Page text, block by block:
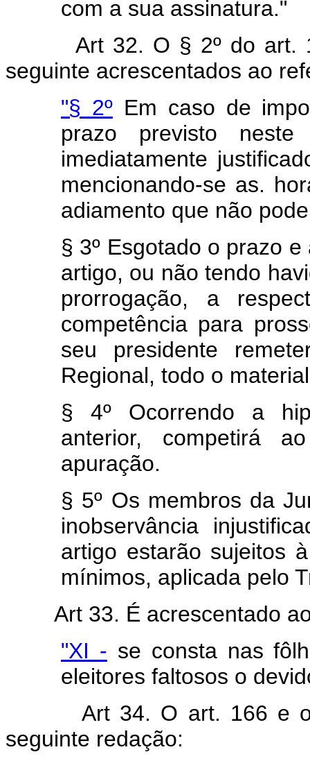
com a sua assinatura."
Art 32. O § 2º do art.
seguinte acrescentados ao
"§ 2ºEm caso de
prazo previsto
imediatamente
mencionando-se as.
adiamento que não
§ 3º Esgotado o prazo
artigo, ou não tendo
prorrogação, a
competência para
seu presidente
Regional, todo o
§ 4º Ocorrendo a
anterior, competirá
apuração.
§ 5º Os membros da
inobservância
artigo estarão sujeitos
mínimos, aplicada pelo
Art 33. É acrescentado
"XI - se consta nas
eleitores faltosos o
Art 34. O art. 166 e
seguinte redação: